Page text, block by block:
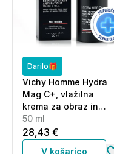
Darilo🎁
Vichy Homme Hydra
Mag C+, vlažilna
krema za obraz in
predel okrog oči (50
ml)
50 ml
28,43 €
V košarico